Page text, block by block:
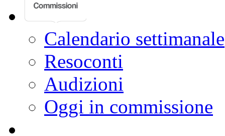
Calendario settimanale
Resoconti
Audizioni
Oggi in commissione